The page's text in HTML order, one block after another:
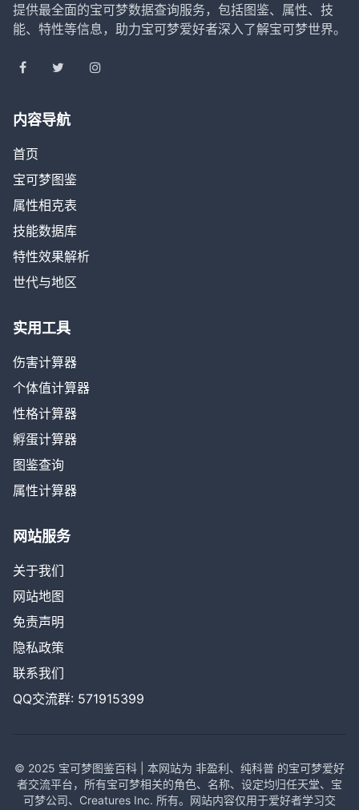
提供最全面的宝可梦数据查询服务，包括图鉴、属性、技
能、特性等信息，助力宝可梦爱好者深入了解宝可梦世界。
内容导航
首页
宝可梦图鉴
属性相克表
技能数据库
特性效果解析
世代与地区
实用工具
伤害计算器
个体值计算器
性格计算器
孵蛋计算器
图鉴查询
属性计算器
网站服务
关于我们
网站地图
免责声明
隐私政策
联系我们
QQ交流群: 571915399
© 2025 宝可梦图鉴百科 | 本网站为 非盈利、纯科普 的宝可梦爱好
者交流平台，所有宝可梦相关的角色、名称、设定均归任天堂、宝
可梦公司、Creatures Inc. 所有。网站内容仅用于爱好者学习交